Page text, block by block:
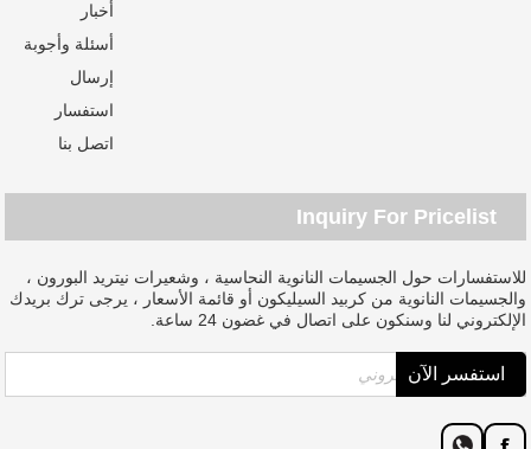
أخبار
أسئلة وأجوبة
إرسال
استفسار
اتصل بنا
Inquiry For Pricelist
للاستفسارات حول الجسيمات النانوية النحاسية ، وشعيرات نيتريد البورون ،
والجسيمات النانوية من كربيد السيليكون أو قائمة الأسعار ، يرجى ترك بريدك
الإلكتروني لنا وسنكون على اتصال في غضون 24 ساعة.